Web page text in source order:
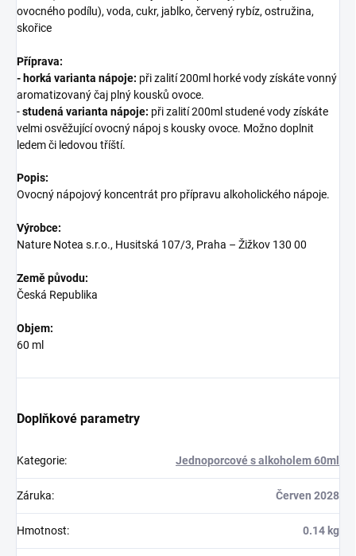
ovocného podílu), voda, cukr, jablko, červený rybíz, ostružina,
skořice
Příprava:
- horká varianta nápoje: při zalití 200ml horké vody získáte vonný
aromatizovaný čaj plný kousků ovoce.
-studená varianta nápoje: při zalití 200ml studené vody získáte
velmi osvěžující ovocný nápoj s kousky ovoce. Možno doplnit
ledem či ledovou tříští.
Popis:
Ovocný nápojový koncentrát pro přípravu alkoholického nápoje.
Výrobce:
Nature Notea s.r.o., Husitská 107/3, Praha – Žižkov 130 00
Země původu:
Česká Republika
Objem:
60 ml
Doplňkové parametry
Kategorie: Jednoporcové s alkoholem 60ml
Záruka: Červen 2028
Hmotnost: 0.14 kg